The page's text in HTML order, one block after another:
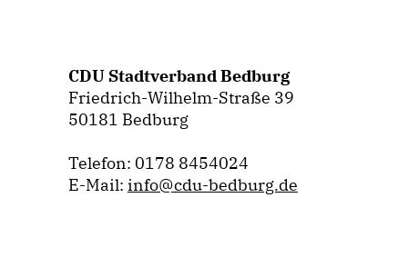
CDU Stadtverband Bedburg
Friedrich-Wilhelm-Straße 39
50181 Bedburg
Telefon: 0178 8454024
E-Mail: info@cdu-bedburg.de